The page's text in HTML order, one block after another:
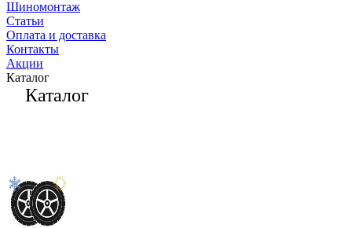
Шиномонтаж
Статьи
Оплата и доставка
Контакты
Акции
Каталог
Каталог